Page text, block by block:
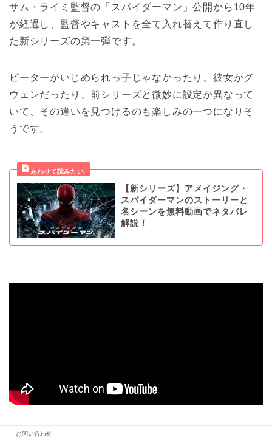
サム・ライミ監督の「スパイダーマン」公開から10年
が経過し、監督やキャストを全て入れ替えて作り直し
た新シリーズの第一弾です。
ピーターがいじめられっ子じゃなかったり、彼女がグ
ウェンだったり、前シリーズと微妙に設定が異なって
いて、その違いを見つけるのも楽しみの一つになりそ
うです。
【新シリーズ】アメイジング・
スパイダーマンのストーリーと
名シーンを無料動画でネタバレ
解説！
お問い合わせ